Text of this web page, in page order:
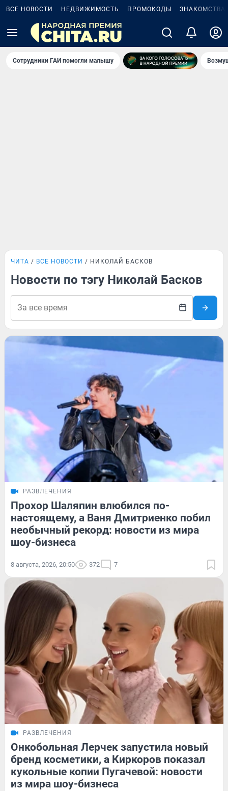
ВСЕ НОВОСТИ НЕДВИЖИМОСТЬ ПРОМОКОДЫ ЗНАКОМСТВА
Сотрудники ГАИ помогли малышу
ЧИТА ВСЕ НОВОСТИ НИКОЛАЙ БАСКОВ
Новости по тэгу Николай Басков
РАЗВЛЕЧЕНИЯ
Прохор Шаляпин влюбился по-
настоящему, а Ваня Дмитриенко побил
необычный рекорд: новости из мира
шоу-бизнеса
8 августа, 2026, 20:50 372 7
РАЗВЛЕЧЕНИЯ
Онкобольная Лерчек запустила новый
бренд косметики, а Киркоров показал
кукольные копии Пугачевой: новости
из мира шоу-бизнеса